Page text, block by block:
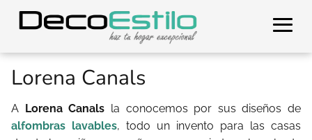
Lorena Canals
A Lorena Canals la conocemos por sus diseños de
alfombras lavables, todo un invento para las casas